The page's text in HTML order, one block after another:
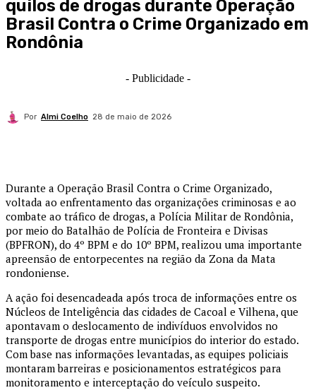
quilos de drogas durante Operação
Brasil Contra o Crime Organizado em
Rondônia
- Publicidade -
Por Almi Coelho 28 de maio de 2026
Durante a Operação Brasil Contra o Crime Organizado,
voltada ao enfrentamento das organizações criminosas e ao
combate ao tráfico de drogas, a Polícia Militar de Rondônia,
por meio do Batalhão de Polícia de Fronteira e Divisas
(BPFRON), do 4º BPM e do 10º BPM, realizou uma importante
apreensão de entorpecentes na região da Zona da Mata
rondoniense.
A ação foi desencadeada após troca de informações entre os
Núcleos de Inteligência das cidades de Cacoal e Vilhena, que
apontavam o deslocamento de indivíduos envolvidos no
transporte de drogas entre municípios do interior do estado.
Com base nas informações levantadas, as equipes policiais
montaram barreiras e posicionamentos estratégicos para
monitoramento e interceptação do veículo suspeito.